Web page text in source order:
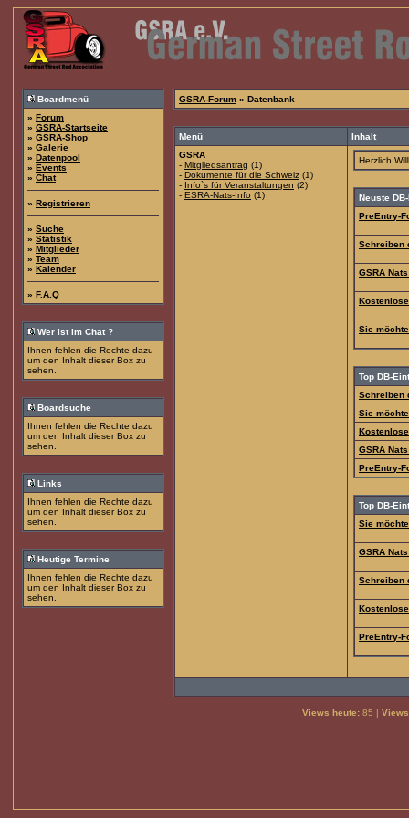
Boardmenü
» Forum
» GSRA-Startseite
» GSRA-Shop
» Galerie
» Datenpool
» Events
» Chat
» Registrieren
» Suche
» Statistik
» Mitglieder
» Team
» Kalender
» F.A.Q
Wer ist im Chat ?
Ihnen fehlen die Rechte dazu
um den Inhalt dieser Box zu
sehen.
Boardsuche
Ihnen fehlen die Rechte dazu
um den Inhalt dieser Box zu
sehen.
Links
Ihnen fehlen die Rechte dazu
um den Inhalt dieser Box zu
sehen.
Heutige Termine
Ihnen fehlen die Rechte dazu
um den Inhalt dieser Box zu
sehen.
GSRA-Forum » Datenbank
Menü
Inhalt
GSRA
- Mitgliedsantrag (1)
- Dokumente für die Schweiz (1)
- Info`s für Veranstaltungen (2)
- ESRA-Nats-Info (1)
Herzlich
Neuste
PreEntry-
Schreiben
GSRA
Sie
Top DB-
Schreiben
Sie
GSRA
PreEntry-
Top DB-
Sie
GSRA
Schreiben
PreEntry-
Views heute: 85 |